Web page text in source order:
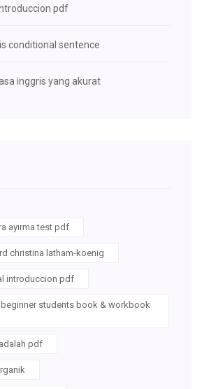
pdf
conditional sentence
inggris yang akurat
ayırma test pdf
christina latham-koenig
introduccion pdf
students book & workbook
pdf